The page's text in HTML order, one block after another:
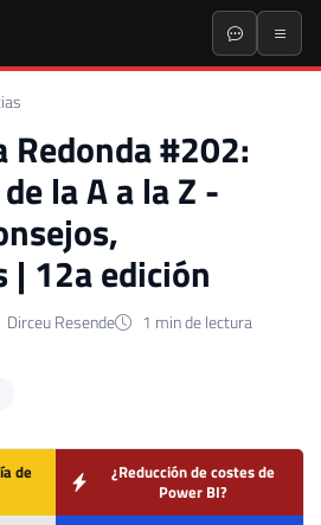
#202:
la A a la Z -
| 12a edición
Dirceu Resende
1 min de lectura
de
¿Reducción de costes de
Power BI?